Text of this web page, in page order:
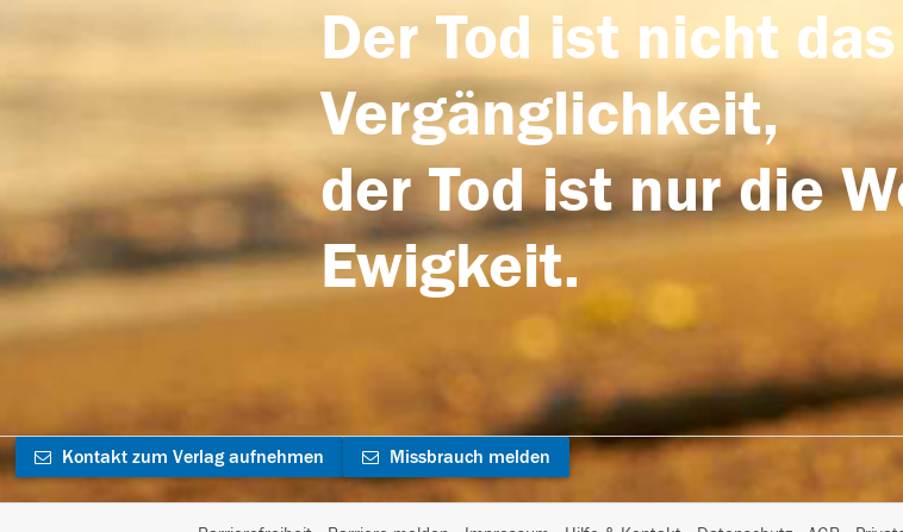
Der Tod ist nicht
Vergänglichkeit,
der Tod ist nur die
Ewigkeit.
Kontakt zum Verlag aufnehmen Missbrauch melden